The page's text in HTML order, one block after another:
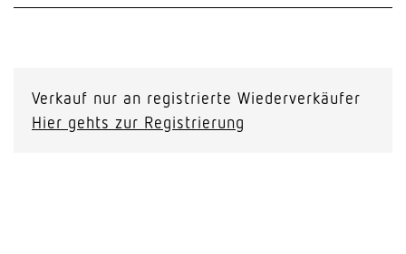
Verkauf nur an registrierte Wiederverkäufer
Hier gehts zur Registrierung